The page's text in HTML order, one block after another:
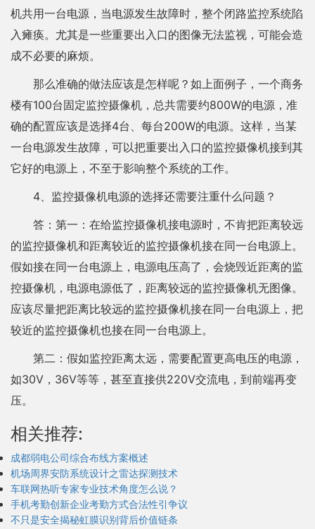
机共用一台电源，当电源发生故障时，整个闭路监控系统陷
入瘫痪。尤其是一些重要出入口的图像无法监视，可能会造
成不必要的麻烦。
那么准确的做法应该是怎样呢？如上面例子，一个商务
楼有100台固定监控摄像机，总共需要约800W的电源，准
确的配置应该是选择4台、每台200W的电源。这样，当某
一台电源发生故障，可以把重要出入口的监控摄像机接到其
它好的电源上，不至于影响整个系统的工作。
4、监控摄像机电源的选择还需要注重什么问题？
答：第一：在给监控摄像机接电源时，不肯把距离较远
的监控摄像机和距离较近的监控摄像机接在同一台电源上。
假如接在同一台电源上，电源电压高了，会烧毁近距离的监
控摄像机，电源电源低了，距离较远的监控摄像机无图像。
应该尽量把距离比较远的监控摄像机接在同一台电源上，把
较近的监控摄像机也接在同一台电源上。
第二：假如监控距离太远，需要配置更高电压的电源，
如30V，36V等等，甚至直接供220V交流电，到前端再变
压。
相关推荐:
成都弱电公司综合布线方案概述
机场周界安防系统设计之雷达探测技术
车联网热听专家专业技术角度怎么说？
手机考勤创新企业考勤方式合法性引争议
不只是安全揭秘虹膜识别背后价值链条